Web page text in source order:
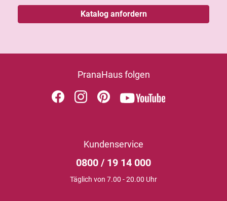
Katalog anfordern
PranaHaus folgen
Kundenservice
0800 / 19 14 000
Täglich von 7.00 - 20.00 Uhr